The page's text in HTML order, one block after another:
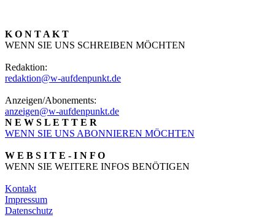
K O N T A K T
WENN SIE UNS SCHREIBEN MÖCHTEN
Redaktion:
redaktion@w-aufdenpunkt.de
Anzeigen/Abonements:
anzeigen@w-aufdenpunkt.de
N E W S L E T T E R
WENN SIE UNS ABONNIEREN MÖCHTEN
W E B S I T E - I N F O
WENN SIE WEITERE INFOS BENÖTIGEN
Kontakt
Impressum
Datenschutz